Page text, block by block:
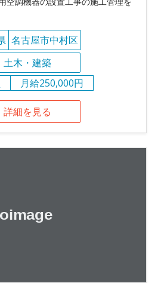
名古屋市中村区
土木・建築
月給250,000円
詳細を見る